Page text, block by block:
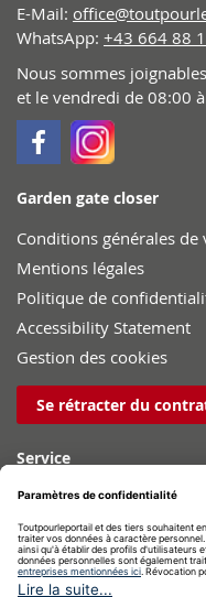
E-Mail:
WhatsApp: +43 664 88
Nous sommes
et le vendredi de 08:00
Garden gate closer
Conditions générales de
Mentions légales
Politique de
Accessibility Statement
Gestion des cookies
Se rétracter du
Service
Aide au montage
Blog
Téléchargements